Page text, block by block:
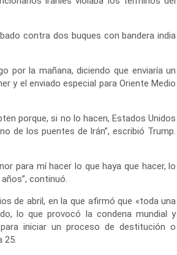
contra dos buques con bandera india
por la mañana, diciendo que enviaría un
y el enviado especial para Oriente Medio
porque, si no lo hacen, Estados Unidos
de los puentes de Irán”, escribió Trump.
para mí hacer lo que haya que hacer, lo
continuó.
de abril, en la que afirmó que «toda una
lo que provocó la condena mundial y
iniciar un proceso de destitución o
25.